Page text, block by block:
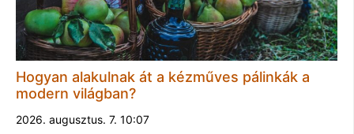
Hogyan alakulnak át a kézműves pálinkák a
modern világban?
2026. augusztus. 7. 10:07